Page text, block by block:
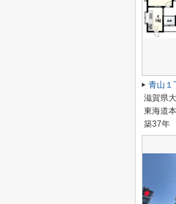
青山１
滋賀県
東海道
築37年